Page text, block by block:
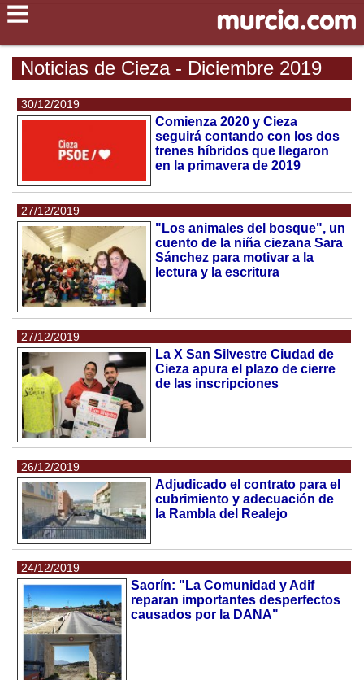
Noticias de Cieza - Diciembre 2019
30/12/2019
Comienza 2020 y Cieza
seguirá contando con los dos
trenes híbridos que llegaron
en la primavera de 2019
27/12/2019
"Los animales del bosque", un
cuento de la niña ciezana Sara
Sánchez para motivar a la
lectura y la escritura
27/12/2019
La X San Silvestre Ciudad de
Cieza apura el plazo de cierre
de las inscripciones
26/12/2019
Adjudicado el contrato para el
cubrimiento y adecuación de
la Rambla del Realejo
24/12/2019
Saorín: "La Comunidad y Adif
reparan importantes desperfectos
causados por la DANA"